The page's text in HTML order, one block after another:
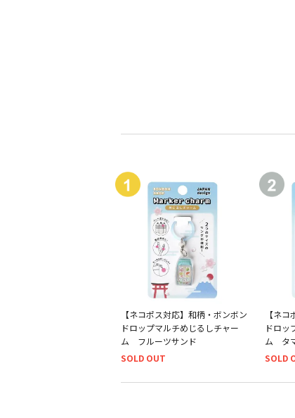
【ネコポス対応】和柄・ボンボン
ドロップマルチめじるしチャー
ム フルーツサンド
SOLD OUT
【ネ
ドロッ
ム タ
SOLD